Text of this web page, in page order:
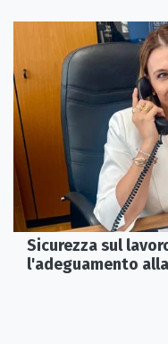
Sicurezza sul
l'adeguamento